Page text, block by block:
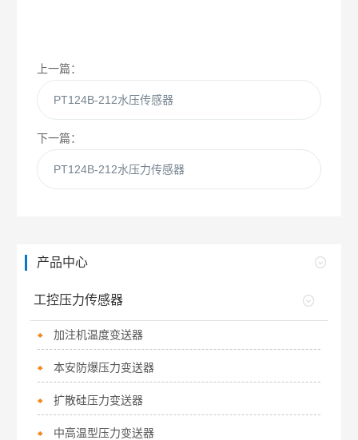
上一篇：
PT124B-212水压传感器
下一篇：
PT124B-212水压力传感器
产品中心
工控压力传感器
加注机温度变送器
本安防爆压力变送器
扩散硅压力变送器
中高温型压力变送器